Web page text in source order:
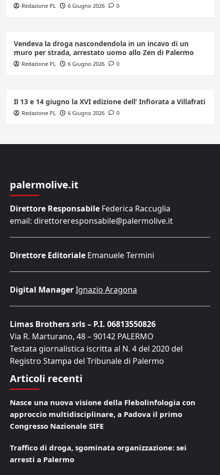
Redazione PL 6 Giugno 2026 0
Vendeva la droga nascondendola in un incavo di un
muro per strada, arrestato uomo allo Zen di Palermo
Redazione PL 6 Giugno 2026 0
Il 13 e 14 giugno la XVI edizione dell’ Infiorata a Villafrati
Redazione PL 6 Giugno 2026 0
palermolive.it
Direttore Responsabile Federica Raccuglia
email: direttoreresponsabile@palermolive.it
Direttore Editoriale Emanuele Termini
Digital ManagerIgnazio Aragona
Limas Brothers srls – P.I. 06813550826
Via R. Marturano, 48 – 90142 PALERMO
Testata giornalistica iscritta al N. 4 del 2020 del
Registro Stampa del Tribunale di Palermo
Articoli recenti
Nasce una nuova visione della Flebolinfologia con
approccio multidisciplinare, a Padova il primo
Congresso Nazionale SIFE
Traffico di droga, sgominata organizzazione: sei
arresti a Palermo